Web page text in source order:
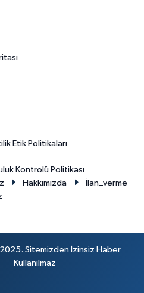
Etik Politikaları
Kontrolü Politikası
Hakkımızda
İlan_verme
Sitemizden İzinsiz Haber
Kullanılmaz